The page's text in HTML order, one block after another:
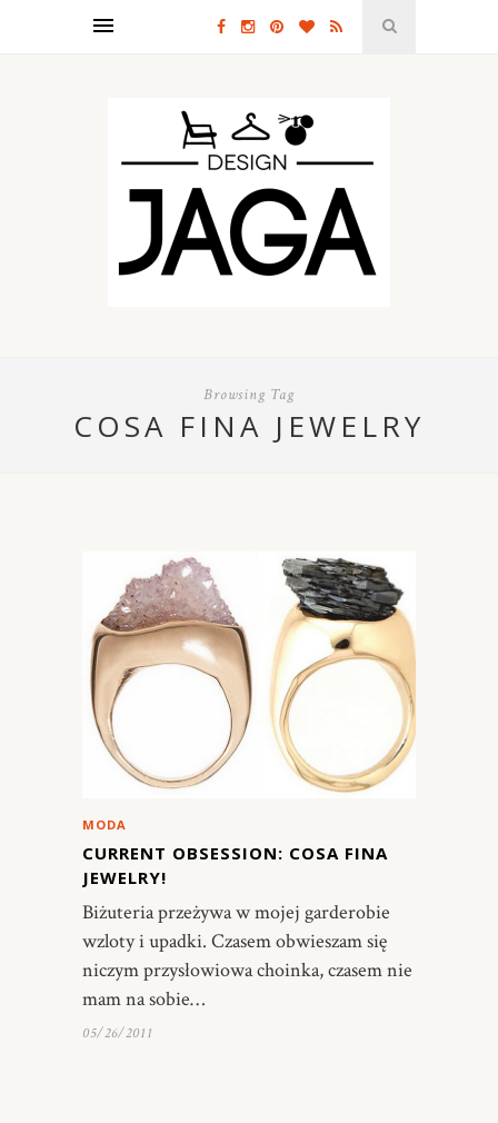
Browsing Tag
COSA FINA JEWELRY
MODA
CURRENT OBSESSION: COSA FINA
JEWELRY!
Biżuteria przeżywa w mojej garderobie
wzloty i upadki. Czasem obwieszam się
niczym przysłowiowa choinka, czasem nie
mam na sobie…
05/26/2011